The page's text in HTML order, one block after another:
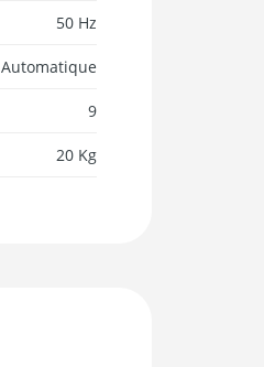
50 Hz
Automatique
9
20 Kg